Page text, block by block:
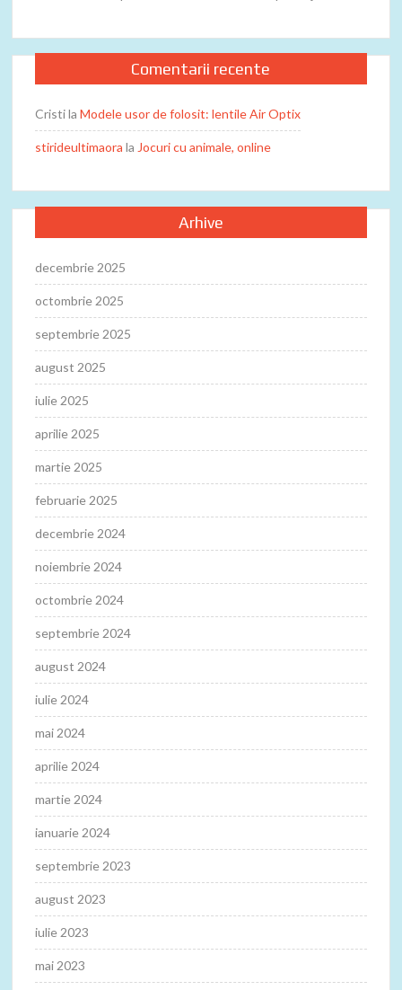
Comentarii recente
CristilaModele usor de folosit: lentile Air Optix
stirideultimaora laJocuri cu animale, online
Arhive
decembrie 2025
octombrie 2025
septembrie 2025
august 2025
iulie 2025
aprilie 2025
martie 2025
februarie 2025
decembrie 2024
noiembrie 2024
octombrie 2024
septembrie 2024
august 2024
iulie 2024
mai 2024
aprilie 2024
martie 2024
ianuarie 2024
septembrie 2023
august 2023
iulie 2023
mai 2023